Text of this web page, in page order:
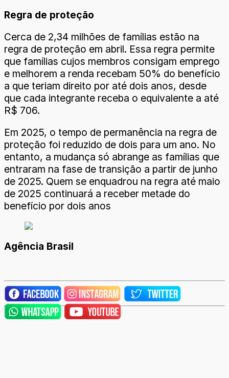
Regra de proteção
Cerca de 2,34 milhões de famílias estão na
regra de proteção em abril. Essa regra permite
que famílias cujos membros consigam emprego
e melhorem a renda recebam 50% do benefício
a que teriam direito por até dois anos, desde
que cada integrante receba o equivalente a até
R$ 706.
Em 2025, o tempo de permanência na regra de
proteção foi reduzido de dois para um ano. No
entanto, a mudança só abrange as famílias que
entraram na fase de transição a partir de junho
de 2025. Quem se enquadrou na regra até maio
de 2025 continuará a receber metade do
benefício por dois anos
Agência Brasil